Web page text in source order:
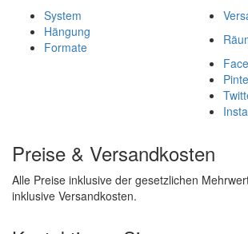
System
Hängung
Formate
Preise & Versandkosten
Alle Preise inklusive der gesetzlichen
inklusive Versandkosten.